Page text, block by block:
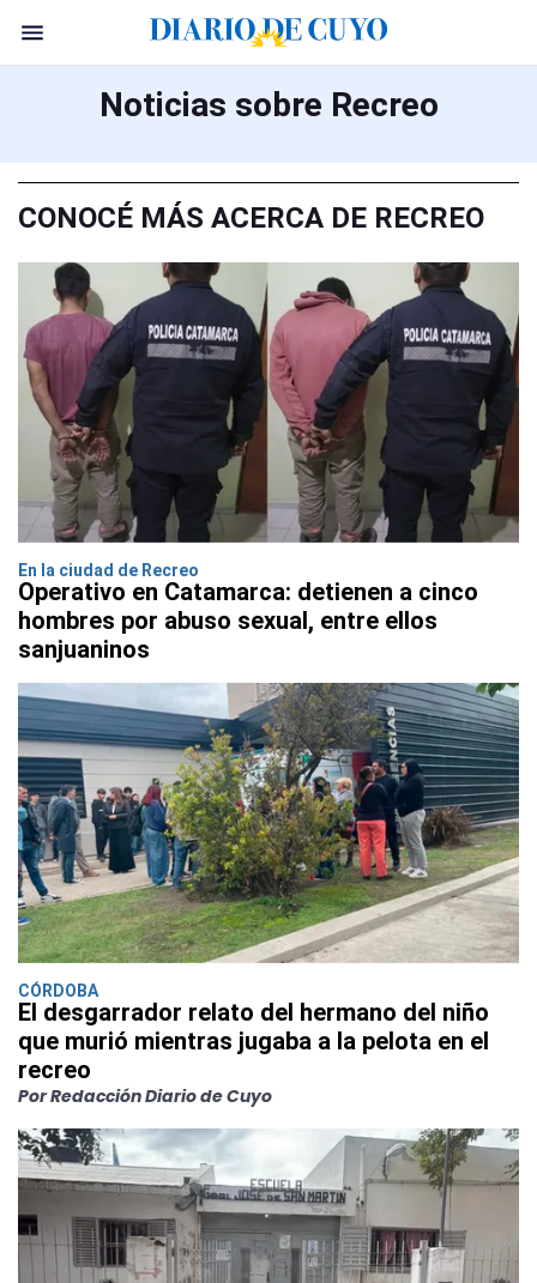
Noticias sobre Recreo
CONOCÉ MÁS ACERCA DE RECREO
En la ciudad de Recreo
Operativo en Catamarca: detienen a cinco
hombres por abuso sexual, entre ellos
sanjuaninos
CÓRDOBA
El desgarrador relato del hermano del niño
que murió mientras jugaba a la pelota en el
recreo
Por Redacción Diario de Cuyo